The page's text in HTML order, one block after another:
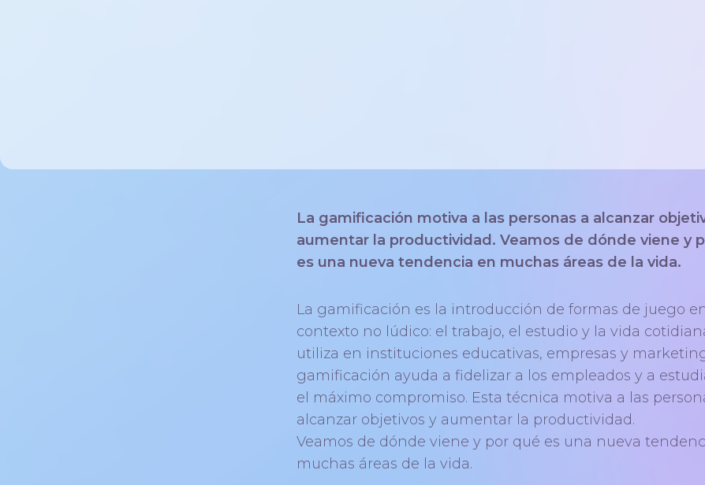
La gamificación motiva a las personas a alcanzar
aumentar la productividad. Veamos de dónde viene y
es una nueva tendencia en muchas áreas de la vida.
La gamificación es la introducción de formas de juego
contexto no lúdico: el trabajo, el estudio y la vida
utiliza en instituciones educativas, empresas y
gamificación ayuda a fidelizar a los empleados y a
el máximo compromiso. Esta técnica motiva a las
alcanzar objetivos y aumentar la productividad.
Veamos de dónde viene y por qué es una nueva
muchas áreas de la vida.